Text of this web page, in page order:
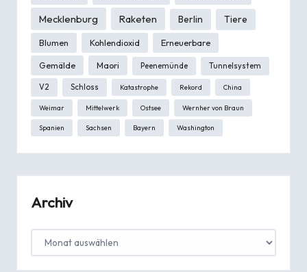
Mecklenburg
Raketen Berlin Tiere
Blumen Kohlendioxid Erneuerbare
Gemälde Maori Peenemünde Tunnelsystem
V2 Schloss Katastrophe Rekord China
Weimar Mittelwerk Ostsee Wernher von Braun
Spanien Sachsen Bayern Washington
Archiv